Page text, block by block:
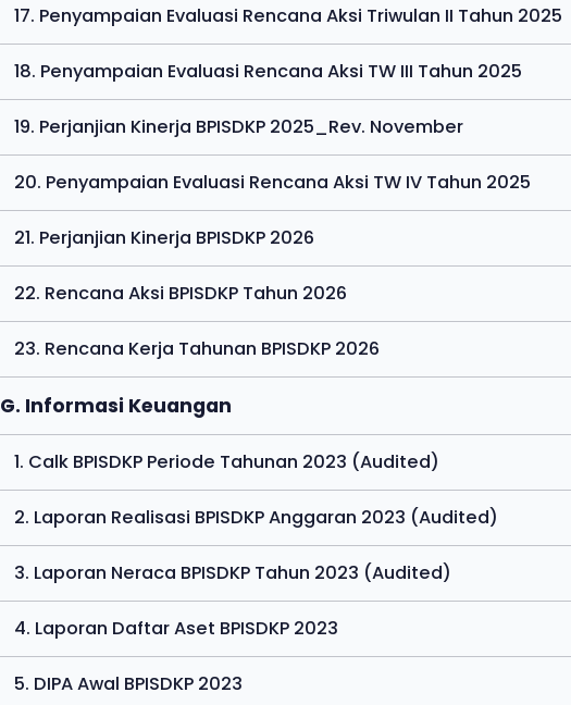
17. Penyampaian Evaluasi Rencana Aksi Triwulan II Tahun 2025
18. Penyampaian Evaluasi Rencana Aksi TW III Tahun 2025
19. Perjanjian Kinerja BPISDKP 2025_Rev. November
20. Penyampaian Evaluasi Rencana Aksi TW IV Tahun 2025
21. Perjanjian Kinerja BPISDKP 2026
22. Rencana Aksi BPISDKP Tahun 2026
23. Rencana Kerja Tahunan BPISDKP 2026
G. Informasi Keuangan
1. Calk BPISDKP Periode Tahunan 2023 (Audited)
2. Laporan Realisasi BPISDKP Anggaran 2023 (Audited)
3. Laporan Neraca BPISDKP Tahun 2023 (Audited)
4. Laporan Daftar Aset BPISDKP 2023
5. DIPA Awal BPISDKP 2023